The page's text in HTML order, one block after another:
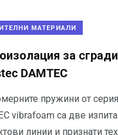
МАТЕРИАЛИ
за сгради
DAMTEC
пружини от
vibrafoam са две
линии и признати